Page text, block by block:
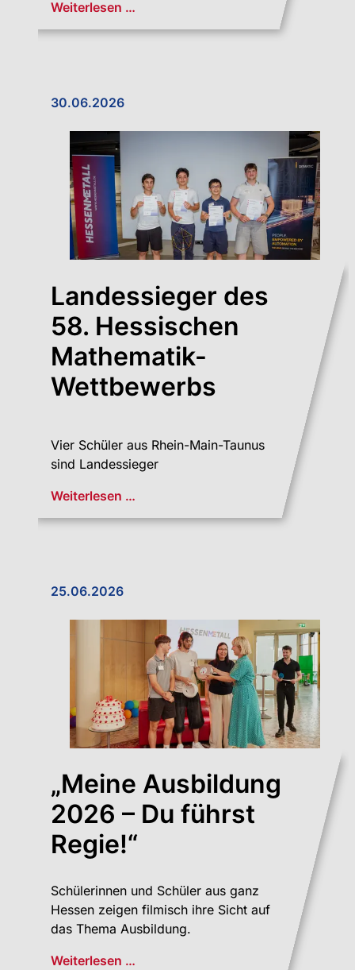
Weiterlesen …
30.06.2026
Landessieger des
58. Hessischen
Mathe­ma­tik-
Wettbewerbs
Vier Schüler aus Rhein-Main-Taunus
sind Landessieger
Weiterlesen …
25.06.2026
„Meine Ausbildung
2026 – Du führst
Regie!“
Schülerinnen und Schüler aus ganz
Hessen zeigen filmisch ihre Sicht auf
das Thema Ausbildung.
Weiterlesen …